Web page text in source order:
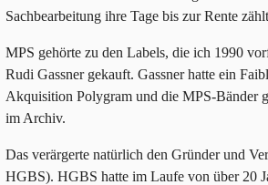
Sachbearbeitung ihre Tage bis zur Rente
MPS gehörte zu den Labels, die ich 1990
Rudi Gassner gekauft. Gassner hatte ein
Akquisition Polygram und die MPS-Bänder
im Archiv.
Das verärgerte natürlich den Gründer und
HGBS). HGBS hatte im Laufe von über 20